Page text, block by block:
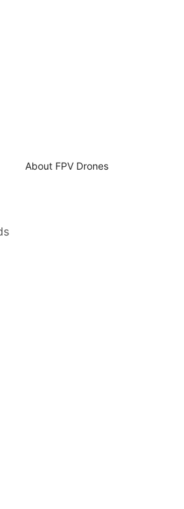
About FPV Drones